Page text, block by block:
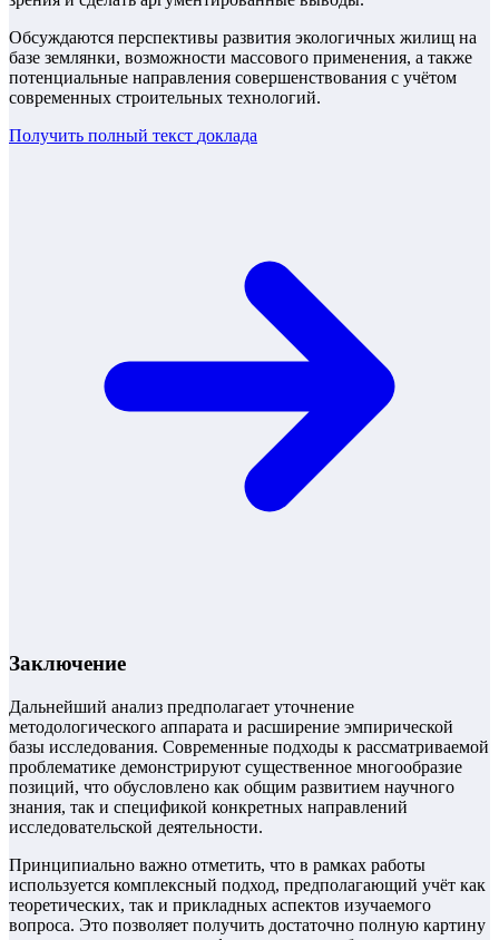
Обсуждаются перспективы развития экологичных жилищ на
базе землянки, возможности массового применения, а также
потенциальные направления совершенствования с учётом
современных строительных технологий.
Получить полный текст доклада
Заключение
Дальнейший анализ предполагает уточнение
методологического аппарата и расширение эмпирической
базы исследования. Современные подходы к рассматриваемой
проблематике демонстрируют существенное многообразие
позиций, что обусловлено как общим развитием научного
знания, так и спецификой конкретных направлений
исследовательской деятельности.
Принципиально важно отметить, что в рамках работы
используется комплексный подход, предполагающий учёт как
теоретических, так и прикладных аспектов изучаемого
вопроса. Это позволяет получить достаточно полную картину